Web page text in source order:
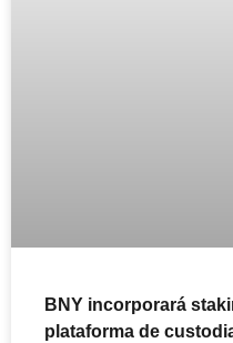
BNY incorporará
plataforma de